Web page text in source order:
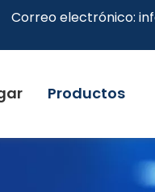
Correo electrónico:
Productos